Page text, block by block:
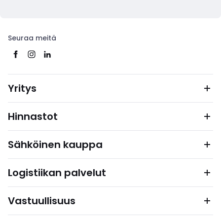
Seuraa meitä
Yritys
Hinnastot
Sähköinen kauppa
Logistiikan palvelut
Vastuullisuus